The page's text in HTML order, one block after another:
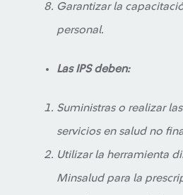
Garantizar la
personal.
Las IPS deben:
Suministras o realizar
servicios en salud no
Utilizar la herramienta
Minsalud para la